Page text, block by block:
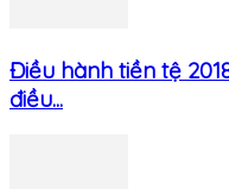
Điều hành tiền tệ
điều...